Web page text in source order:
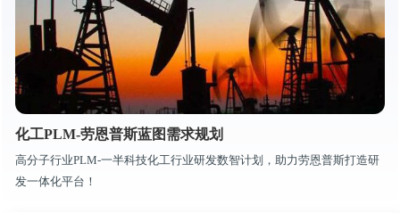
化工PLM-劳恩普斯蓝图需求规划
高分子行业PLM-一半科技化工行业研发数智计划，助力劳恩普斯打造研
发一体化平台！